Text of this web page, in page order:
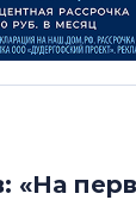
«На